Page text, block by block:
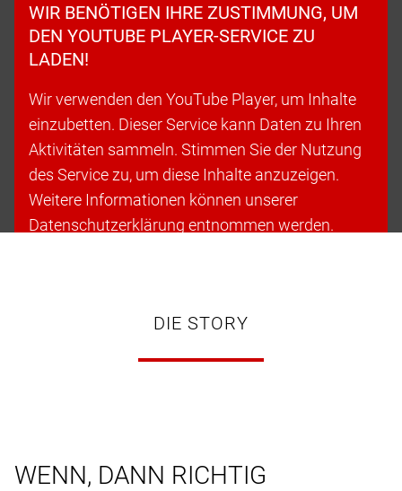
WIR BENÖTIGEN IHRE ZUSTIMMUNG, UM
DEN YOUTUBE PLAYER-SERVICE ZU
LADEN!
Wir verwenden den YouTube Player, um Inhalte
einzubetten. Dieser Service kann Daten zu Ihren
Aktivitäten sammeln. Stimmen Sie der Nutzung
des Service zu, um diese Inhalte anzuzeigen.
Weitere Informationen können unserer
Datenschutzerklärung entnommen werden.
DIE STORY
WENN, DANN RICHTIG